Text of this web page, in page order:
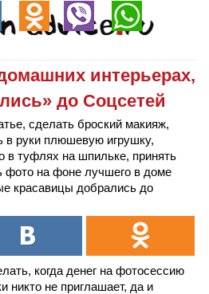
интерьерах,
до Соцсетей
сделать броский макияж,
в руки плюшевую игрушку,
в туфлях на шпильке, принять
фото на фоне лучшего в доме
красавицы добрались до
когда денег на фотосессию
никто не приглашает, да и